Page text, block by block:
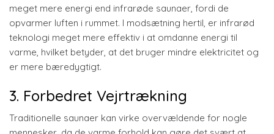
meget mere energi end infrarøde saunaer, fordi de
opvarmer luften i rummet. I modsætning hertil, er infrarød
teknologi meget mere effektiv i at omdanne energi til
varme, hvilket betyder, at det bruger mindre elektricitet og
er mere bæredygtigt.
3. Forbedret Vejrtrækning
Traditionelle saunaer kan virke overvældende for nogle